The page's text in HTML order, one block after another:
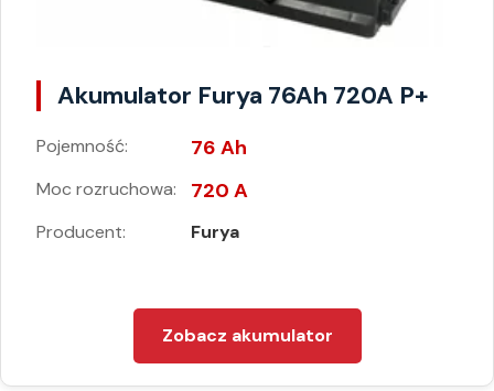
Akumulator Furya 76Ah 720A P+
Pojemność: 76 Ah
Moc rozruchowa: 720 A
Producent: Furya
Zobacz akumulator